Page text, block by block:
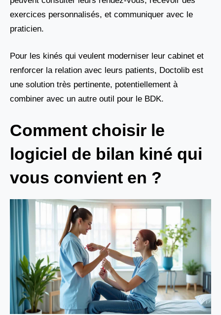
exercices personnalisés, et communiquer avec le
praticien.
Pour les kinés qui veulent moderniser leur cabinet et
renforcer la relation avec leurs patients, Doctolib est
une solution très pertinente, potentiellement à
combiner avec un autre outil pour le BDK.
Comment choisir le
logiciel de bilan kiné qui
vous convient en ?